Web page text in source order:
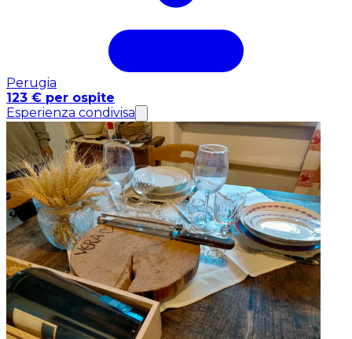
Perugia
123 € per ospite
Esperienza condivisa